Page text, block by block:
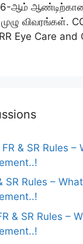
ஆம் ஆண்டிற்கான
விவரங்கள்.
Eye Care and
FR & SR Rules –
SR Rules –
& SR Rules –